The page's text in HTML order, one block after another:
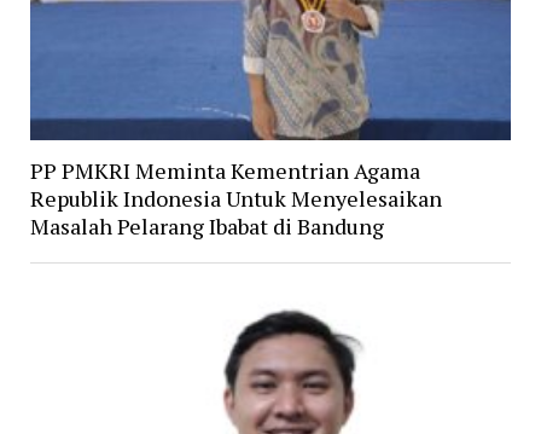
PP PMKRI Meminta Kementrian Agama
Republik Indonesia Untuk Menyelesaikan
Masalah Pelarang Ibabat di Bandung